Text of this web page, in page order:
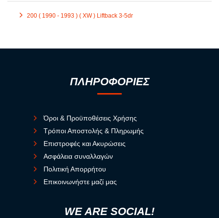
200 ( 1990 - 1993 ) ( XW ) Liftback 3-5dr
ΠΛΗΡΟΦΟΡΙΕΣ
Όροι & Προϋποθέσεις Χρήσης
Τρόποι Αποστολής & Πληρωμής
Επιστροφές και Ακυρώσεις
Ασφάλεια συναλλαγών
Πολιτική Απορρήτου
Επικοινωνήστε μαζί μας
WE ARE SOCIAL!